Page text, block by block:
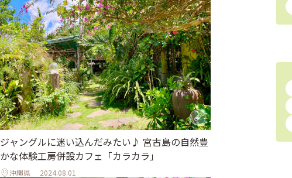
ジャングルに迷い込んだみたい♪ 宮古島の自然豊
かな体験工房併設カフェ「カラカラ」
沖縄県 2024.08.01